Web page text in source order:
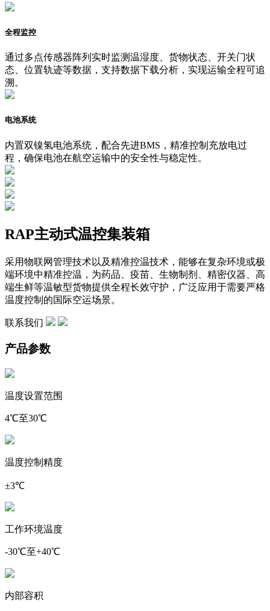
全程监控
通过多点传感器阵列实时监测温湿度、货物状态、开关门状
态、位置轨迹等数据，支持数据下载分析，实现运输全程可追
溯。
电池系统
内置双镍氢电池系统，配合先进BMS，精准控制充放电过
程，确保电池在航空运输中的安全性与稳定性。
RAP主动式温控集装箱
采用物联网管理技术以及精准控温技术，能够在复杂环境或极
端环境中精准控温，为药品、疫苗、生物制剂、精密仪器、高
端生鲜等温敏型货物提供全程长效守护，广泛应用于需要严格
温度控制的国际空运场景。
联系我们
产品参数
温度设置范围
4℃至30℃
温度控制精度
±3℃
工作环境温度
-30℃至+40℃
内部容积